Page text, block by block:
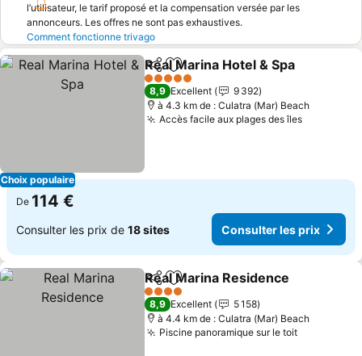
l’utilisateur, le tarif proposé et la compensation versée par les
annonceurs. Les offres ne sont pas exhaustives.
Comment fonctionne trivago
Choix populaire
PartagerAjouter à mes favoris
Real Marina Hotel & Spa
5 Étoiles
8,9 Excellent
9 392
à 4.3 km de : Culatra (Mar) Beach
Accès facile aux plages des îles
De 114 €
Consulter les prix de 18 sites Consulter les prix
PartagerAjouter à mes favoris
Real Marina Residence
4 Étoiles
8,9 Excellent
5 158
à 4.4 km de : Culatra (Mar) Beach
Piscine panoramique sur le toitConsulter